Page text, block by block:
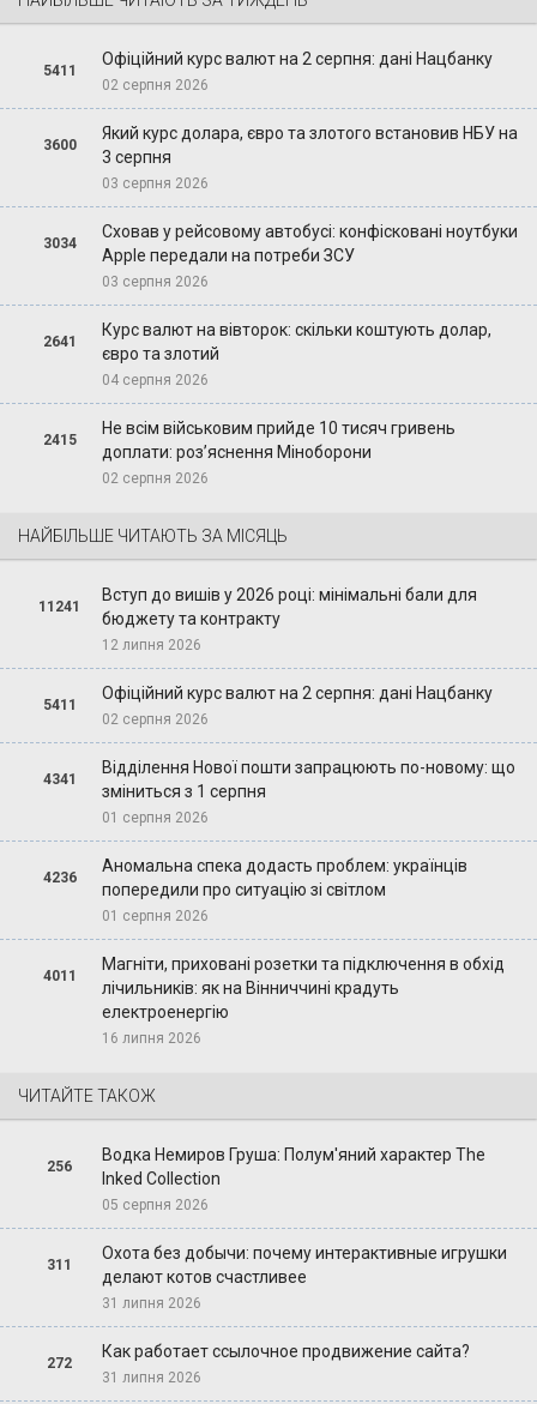
5411
Офіційний курс валют на 2 серпня: дані Нацбанку
02 серпня 2026
3600
Який курс долара, євро та злотого встановив НБУ на
3 серпня
03 серпня 2026
3034
Сховав у рейсовому автобусі: конфісковані ноутбуки
Apple передали на потреби ЗСУ
03 серпня 2026
2641
Курс валют на вівторок: скільки коштують долар,
євро та злотий
04 серпня 2026
2415
Не всім військовим прийде 10 тисяч гривень
доплати: роз’яснення Міноборони
02 серпня 2026
НАЙБІЛЬШЕ ЧИТАЮТЬ ЗА МІСЯЦЬ
11241
Вступ до вишів у 2026 році: мінімальні бали для
бюджету та контракту
12 липня 2026
5411
Офіційний курс валют на 2 серпня: дані Нацбанку
02 серпня 2026
4341
Відділення Нової пошти запрацюють по-новому: що
зміниться з 1 серпня
01 серпня 2026
4236
Аномальна спека додасть проблем: українців
попередили про ситуацію зі світлом
01 серпня 2026
4011
Магніти, приховані розетки та підключення в обхід
лічильників: як на Вінниччині крадуть
електроенергію
16 липня 2026
ЧИТАЙТЕ ТАКОЖ
256
Водка Немиров Груша: Полум'яний характер The
Inked Collection
05 серпня 2026
311
Охота без добычи: почему интерактивные игрушки
делают котов счастливее
31 липня 2026
272
Как работает ссылочное продвижение сайта?
31 липня 2026